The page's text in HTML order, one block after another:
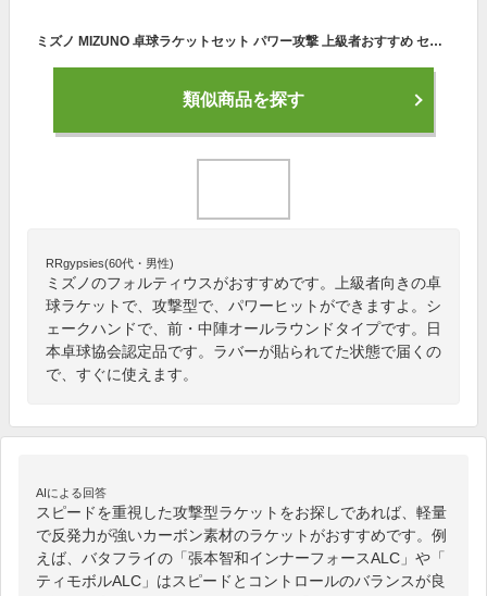
ミズノ MIZUNO 卓球ラケットセット パワー攻撃 上級者おすすめ セット フォルティウス FT ver.D RE Qパワー Qクオリティ
類似商品を探す
RRgypsies(60代・男性)
ミズノのフォルティウスがおすすめです。上級者向きの卓
球ラケットで、攻撃型で、パワーヒットができますよ。シ
ェークハンドで、前・中陣オールラウンドタイプです。日
本卓球協会認定品です。ラバーが貼られてた状態で届くの
で、すぐに使えます。
AIによる回答
スピードを重視した攻撃型ラケットをお探しであれば、軽量
で反発力が強いカーボン素材のラケットがおすすめです。例
えば、バタフライの「張本智和インナーフォースALC」や「
ティモボルALC」はスピードとコントロールのバランスが良